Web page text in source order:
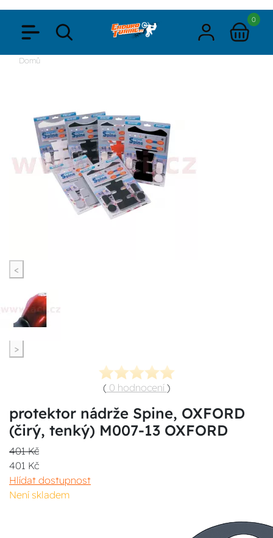
0
Domů
<
>
( 0 hodnocení )
protektor nádrže Spine, OXFORD
(čirý, tenký) M007-13 OXFORD
401 Kč
401 Kč
Hlídat dostupnost
Není skladem